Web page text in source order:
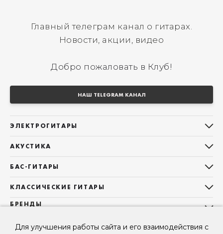
Для улучшения работы сайта и его взаимодействия с
Главный телеграм канал о гитарах.
Новости, акции, видео
Добро пожаловать в Клуб!
НАШ TELEGRAM КАНАЛ
ЭЛЕКТРОГИТАРЫ
Telecaster
Les Paul
Superstrat
АКУСТИКА
Фолки (ОМ, 000, 00)
Гранд Аудиториум
Б/У, уцененные гитары
БАС-ГИТАРЫ
Precision Bass
КЛАССИЧЕСКИЕ ГИТАРЫ
Все классические гитары
Б/У, уцененные гитары
БРЕНДЫ
Sigma Guitars